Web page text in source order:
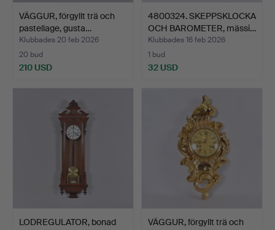
VÄGGUR, förgyllt trä och
pastellage, gusta…
Klubbades 20 feb 2026
20 bud
210 USD
4800324. SKEPPSKLOCKA
OCH BAROMETER, mässi…
Klubbades 16 feb 2026
1 bud
32 USD
LODREGULATOR, bonad
VÄGGUR, förgyllt trä och